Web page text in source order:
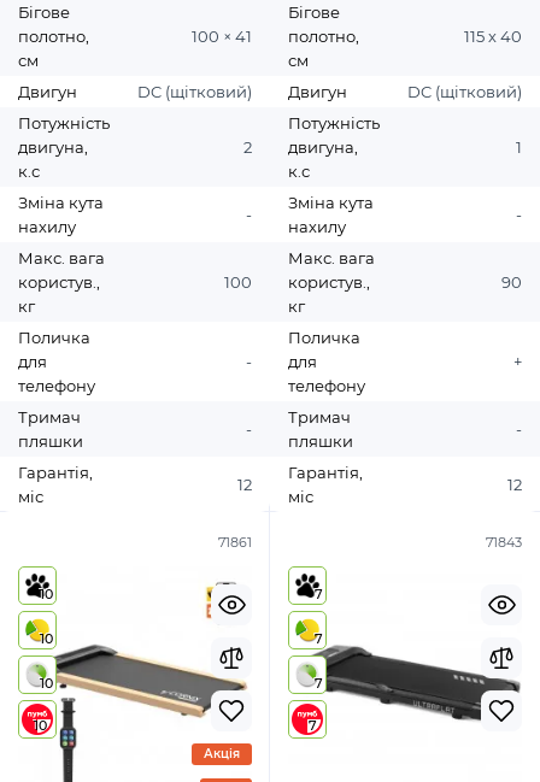
Бігове
полотно,
см
100 × 41
Двигун
DC (щітковий)
Потужність
двигуна,
к.с
2
Зміна кута
нахилу
-
Макс. вага
користув.,
кг
100
Поличка
для
телефону
-
Тримач
пляшки
-
Гарантія,
міс
12
Бігове
полотно,
см
115 х 40
Двигун
DC (щітковий)
Потужність
двигуна,
к.с
1
Зміна кута
нахилу
-
Макс. вага
користув.,
кг
90
Поличка
для
телефону
+
Тримач
пляшки
-
Гарантія,
міс
12
71861
10
10
10
10
Акція
71843
7
7
7
7